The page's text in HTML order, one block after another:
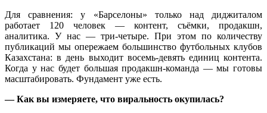
Для сравнения: у «Барселоны» только над диджиталом
работает 120 человек — контент, съёмки, продакшн,
аналитика. У нас — три-четыре. При этом по количеству
публикаций мы опережаем большинство футбольных клубов
Казахстана: в день выходит восемь-девять единиц контента.
Когда у нас будет большая продакшн-команда — мы готовы
масштабировать. Фундамент уже есть.
—Как вы измеряете, что виральность окупилась?